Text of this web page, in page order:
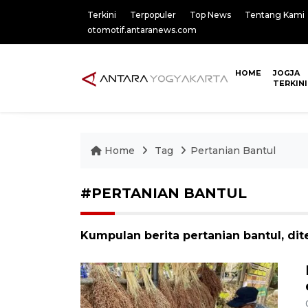
Terkini Terpopuler Top News
Tentang Kami
otomotif.antaranews.com
HOME
JOGJA
TERKINI
Home Tag Pertanian Bantul
#PERTANIAN BANTUL
Kumpulan berita pertanian bantul,